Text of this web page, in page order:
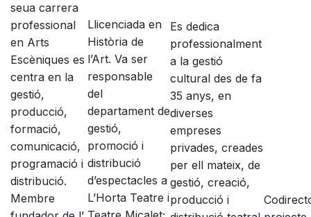
seua carrera
professional
en Arts
Escèniques es
centra en la
gestió,
producció,
formació,
comunicació,
programació i
distribució.
Membre
Llicenciada en
Història de
l’Art. Va ser
responsable
del
departament de
gestió,
promoció i
distribució
d’espectacles a
L’Horta Teatre i
Es dedica
professionalment
a la gestió
cultural des de fa
35 anys, en
diverses
empreses
privades, creades
per ell mateix, de
gestió, creació,
producció i